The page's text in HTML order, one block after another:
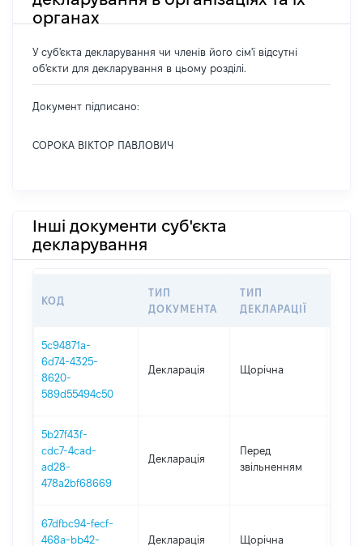
органах
У суб'єкта декларування чи членів його сім'ї відсутні
об'єкти для декларування в цьому розділі.
Документ підписано:
СОРОКА ВІКТОР ПАВЛОВИЧ
Інші документи суб'єкта
декларування
КОД
ТИП
ДОКУМЕНТА
ТИП
ДЕКЛАРАЦІЇ
5c94871a-
6d74-4325-
8620-
589d55494c50
Декларація Щорічна
5b27f43f-
cdc7-4cad-
ad28-
478a2bf68669
Декларація
Перед
звільненням
67dfbc94-fecf-
468a-bb42-
Декларація Щорічна